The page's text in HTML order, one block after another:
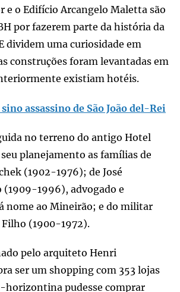
e o Edifício Arcangelo Maletta são
por fazerem parte da história da
dividem uma curiosidade em
construções foram levantadas em
existiam hotéis.
assassino de São João del-Rei
no terreno do antigo Hotel
planejamento as famílias de
(1902-1976); de José
(1909-1996), advogado e
nome ao Mineirão; e do militar
(1900-1972).
pelo arquiteto Henri
ser um shopping com 353 lojas
horizontina pudesse comprar